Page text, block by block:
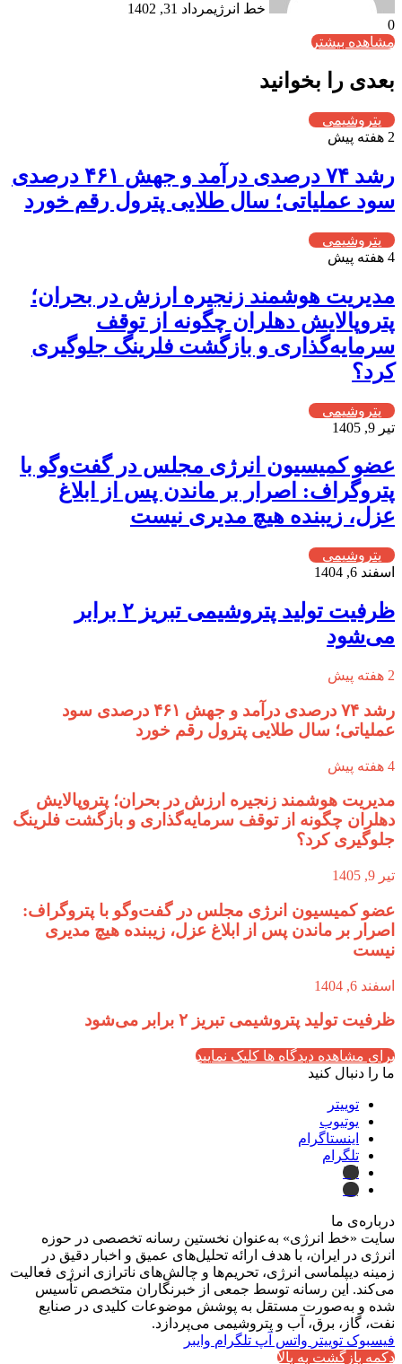
خط انرژیمرداد 31, 1402
0
مشاهده بیشتر
بعدی را بخوانید
پتروشیمی
2 هفته پیش
رشد ۷۴ درصدی درآمد و جهش ۴۶۱ درصدی
سود عملیاتی؛ سال طلایی پترول رقم خورد
پتروشیمی
4 هفته پیش
مدیریت هوشمند زنجیره ارزش در بحران؛
پتروپالایش دهلران چگونه از توقف
سرمایه‌گذاری و بازگشت فلرینگ جلوگیری
کرد؟
پتروشیمی
تیر 9, 1405
عضو کمیسیون انرژی مجلس در گفت‌وگو با
پتروگراف: اصرار بر ماندن پس از ابلاغ
عزل، زیبنده هیچ مدیری نیست
پتروشیمی
اسفند 6, 1404
ظرفیت تولید پتروشیمی تبریز ۲ برابر
می‌شود
2 هفته پیش
رشد ۷۴ درصدی درآمد و جهش ۴۶۱ درصدی سود
عملیاتی؛ سال طلایی پترول رقم خورد
4 هفته پیش
مدیریت هوشمند زنجیره ارزش در بحران؛ پتروپالایش
دهلران چگونه از توقف سرمایه‌گذاری و بازگشت فلرینگ
جلوگیری کرد؟
تیر 9, 1405
عضو کمیسیون انرژی مجلس در گفت‌وگو با پتروگراف:
اصرار بر ماندن پس از ابلاغ عزل، زیبنده هیچ مدیری
نیست
اسفند 6, 1404
ظرفیت تولید پتروشیمی تبریز ۲ برابر می‌شود
برای مشاهده دیدگاه ها کلیک نمایید
ما را دنبال کنید
توییتر
یوتیوب
اینستاگرام
تلگرام
ایتا
بله
درباره‌ی ما
سایت «خط انرژی» به‌عنوان نخستین رسانه تخصصی در حوزه
انرژی در ایران، با هدف ارائه تحلیل‌های عمیق و اخبار دقیق در
زمینه دیپلماسی انرژی، تحریم‌ها و چالش‌های ناترازی انرژی فعالیت
می‌کند. این رسانه توسط جمعی از خبرنگاران متخصص تأسیس
شده و به‌صورت مستقل به پوشش موضوعات کلیدی در صنایع
نفت، گاز، برق، آب و پتروشیمی می‌پردازد.
فیسبوک توییتر واتس آپ تلگرام وایبر
دکمه بازگشت به بالا